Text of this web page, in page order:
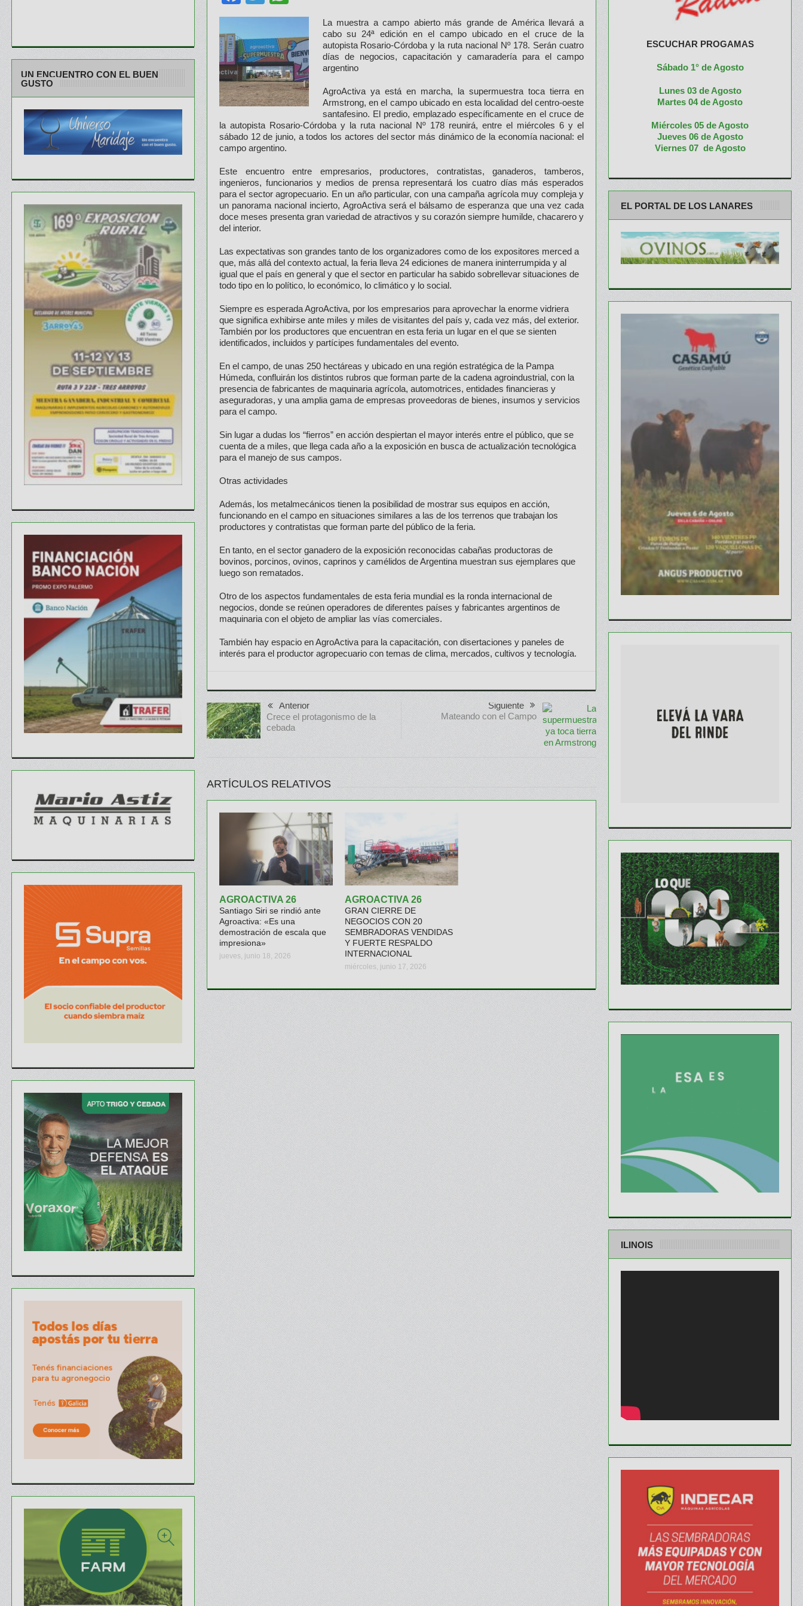
La muestra a campo abierto más grande de América llevará a
cabo su 24ª edición en el campo ubicado en el cruce de la
autopista Rosario-Córdoba y la ruta nacional Nº 178. Serán cuatro
días de negocios, capacitación y camaradería para el campo
argentino
AgroActiva ya está en marcha, la supermuestra toca tierra en
Armstrong, en el campo ubicado en esta localidad del centro-oeste
santafesino. El predio, emplazado específicamente en el cruce de
la autopista Rosario-Córdoba y la ruta nacional Nº 178 reunirá, entre el miércoles 6 y el
sábado 12 de junio, a todos los actores del sector más dinámico de la economía nacional: el
campo argentino.
Este encuentro entre empresarios, productores, contratistas, ganaderos, tamberos,
ingenieros, funcionarios y medios de prensa representará los cuatro días más esperados
para el sector agropecuario. En un año particular, con una campaña agrícola muy compleja y
un panorama nacional incierto, AgroActiva será el bálsamo de esperanza que una vez cada
doce meses presenta gran variedad de atractivos y su corazón siempre humilde, chacarero y
del interior.
Las expectativas son grandes tanto de los organizadores como de los expositores merced a
que, más allá del contexto actual, la feria lleva 24 ediciones de manera ininterrumpida y al
igual que el país en general y que el sector en particular ha sabido sobrellevar situaciones de
todo tipo en lo político, lo económico, lo climático y lo social.
Siempre es esperada AgroActiva, por los empresarios para aprovechar la enorme vidriera
que significa exhibirse ante miles y miles de visitantes del país y, cada vez más, del exterior.
También por los productores que encuentran en esta feria un lugar en el que se sienten
identificados, incluidos y partícipes fundamentales del evento.
En el campo, de unas 250 hectáreas y ubicado en una región estratégica de la Pampa
Húmeda, confluirán los distintos rubros que forman parte de la cadena agroindustrial, con la
presencia de fabricantes de maquinaria agrícola, automotrices, entidades financieras y
aseguradoras, y una amplia gama de empresas proveedoras de bienes, insumos y servicios
para el campo.
Sin lugar a dudas los “fierros” en acción despiertan el mayor interés entre el público, que se
cuenta de a miles, que llega cada año a la exposición en busca de actualización tecnológica
para el manejo de sus campos.
Otras actividades
Además, los metalmecánicos tienen la posibilidad de mostrar sus equipos en acción,
funcionando en el campo en situaciones similares a las de los terrenos que trabajan los
productores y contratistas que forman parte del público de la feria.
En tanto, en el sector ganadero de la exposición reconocidas cabañas productoras de
bovinos, porcinos, ovinos, caprinos y camélidos de Argentina muestran sus ejemplares que
luego son rematados.
Otro de los aspectos fundamentales de esta feria mundial es la ronda internacional de
negocios, donde se reúnen operadores de diferentes países y fabricantes argentinos de
maquinaria con el objeto de ampliar las vías comerciales.
También hay espacio en AgroActiva para la capacitación, con disertaciones y paneles de
interés para el productor agropecuario con temas de clima, mercados, cultivos y tecnología.
Anterior
Crece el protagonismo de la
cebada
Siguiente
Mateando con el Campo
ARTÍCULOS RELATIVOS
AGROACTIVA 26
Santiago Siri se rindió ante
Agroactiva: «Es una
demostración de escala que
impresiona»
jueves, junio 18, 2026
AGROACTIVA 26
GRAN CIERRE DE
NEGOCIOS CON 20
SEMBRADORAS VENDIDAS
Y FUERTE RESPALDO
INTERNACIONAL
miércoles, junio 17, 2026
UN ENCUENTRO CON EL BUEN
GUSTO
ESCUCHAR PROGAMAS
Sábado 1° de Agosto
Lunes 03 de Agosto
Martes 04 de Agosto
Miércoles 05 de Agosto
Jueves 06 de Agosto
Viernes 07 de Agosto
EL PORTAL DE LOS LANARES
ILINOIS